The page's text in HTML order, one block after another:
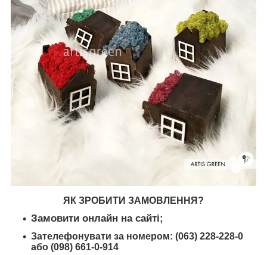
ЯК ЗРОБИТИ ЗАМОВЛЕННЯ?
Замовити онлайн на сайті;
Зателефонувати за номером: (063) 228-228-0
або (098) 661-0-914